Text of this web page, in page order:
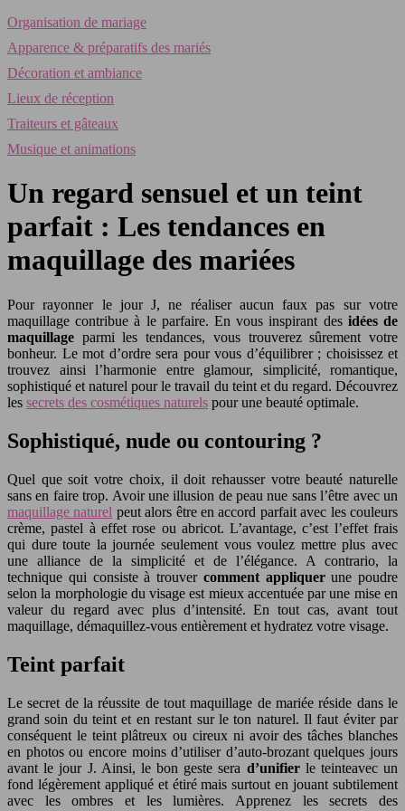
Organisation de mariage
Apparence & préparatifs des mariés
Décoration et ambiance
Lieux de réception
Traiteurs et gâteaux
Musique et animations
Un regard sensuel et un teint
parfait : Les tendances en
maquillage des mariées
Pour rayonner le jour J, ne réaliser aucun faux pas sur votre
maquillage contribue à le parfaire. En vous inspirant des idées de
maquillage parmi les tendances, vous trouverez sûrement votre
bonheur. Le mot d’ordre sera pour vous d’équilibrer ; choisissez et
trouvez ainsi l’harmonie entre glamour, simplicité, romantique,
sophistiqué et naturel pour le travail du teint et du regard. Découvrez
les secrets des cosmétiques naturels pour une beauté optimale.
Sophistiqué, nude ou contouring ?
Quel que soit votre choix, il doit rehausser votre beauté naturelle
sans en faire trop. Avoir une illusion de peau nue sans l’être avec un
maquillage naturel peut alors être en accord parfait avec les couleurs
crème, pastel à effet rose ou abricot. L’avantage, c’est l’effet frais
qui dure toute la journée seulement vous voulez mettre plus avec
une alliance de la simplicité et de l’élégance. A contrario, la
technique qui consiste à trouver comment appliquerune poudre
selon la morphologie du visage est mieux accentuée par une mise en
valeur du regard avec plus d’intensité. En tout cas, avant tout
maquillage, démaquillez-vous entièrement et hydratez votre visage.
Teint parfait
Le secret de la réussite de tout maquillage de mariée réside dans le
grand soin du teint et en restant sur le ton naturel. Il faut éviter par
conséquent le teint plâtreux ou cireux ni avoir des tâches blanches
en photos ou encore moins d’utiliser d’auto-brozant quelques jours
avant le jour J. Ainsi, le bon geste sera d’unifierle teinteavec un
fond légèrement appliqué et étiré mais surtout en jouant subtilement
avec les ombres et les lumières. Apprenez les secrets des